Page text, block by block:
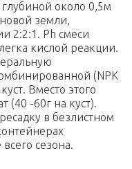
около 0,5м
земли,
2:2:1. Ph смеси
кислой реакции.
(NPK
Вместо этого
(40 -60г на куст).
в безлистном
сезона.